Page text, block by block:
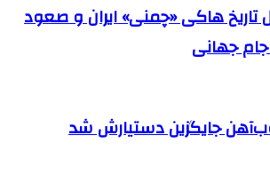
تاریخ هاکی «چمنی» ایران و صعود
جهانی
جایگزین دستیارش شد